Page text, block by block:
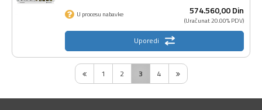
574.560,00Din
(Uračunat 20.00% PDV)
U procesu nabavke
Uporedi
1 2 3 4